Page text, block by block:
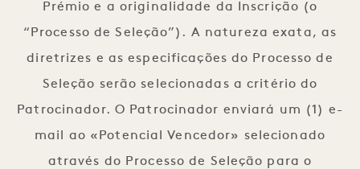
Prémio e a originalidade da Inscrição (o
“Processo de Seleção”). A natureza exata, as
diretrizes e as especificações do Processo de
Seleção serão selecionadas a critério do
Patrocinador. O Patrocinador enviará um (1) e-
mail ao «Potencial Vencedor» selecionado
através do Processo de Seleção para o